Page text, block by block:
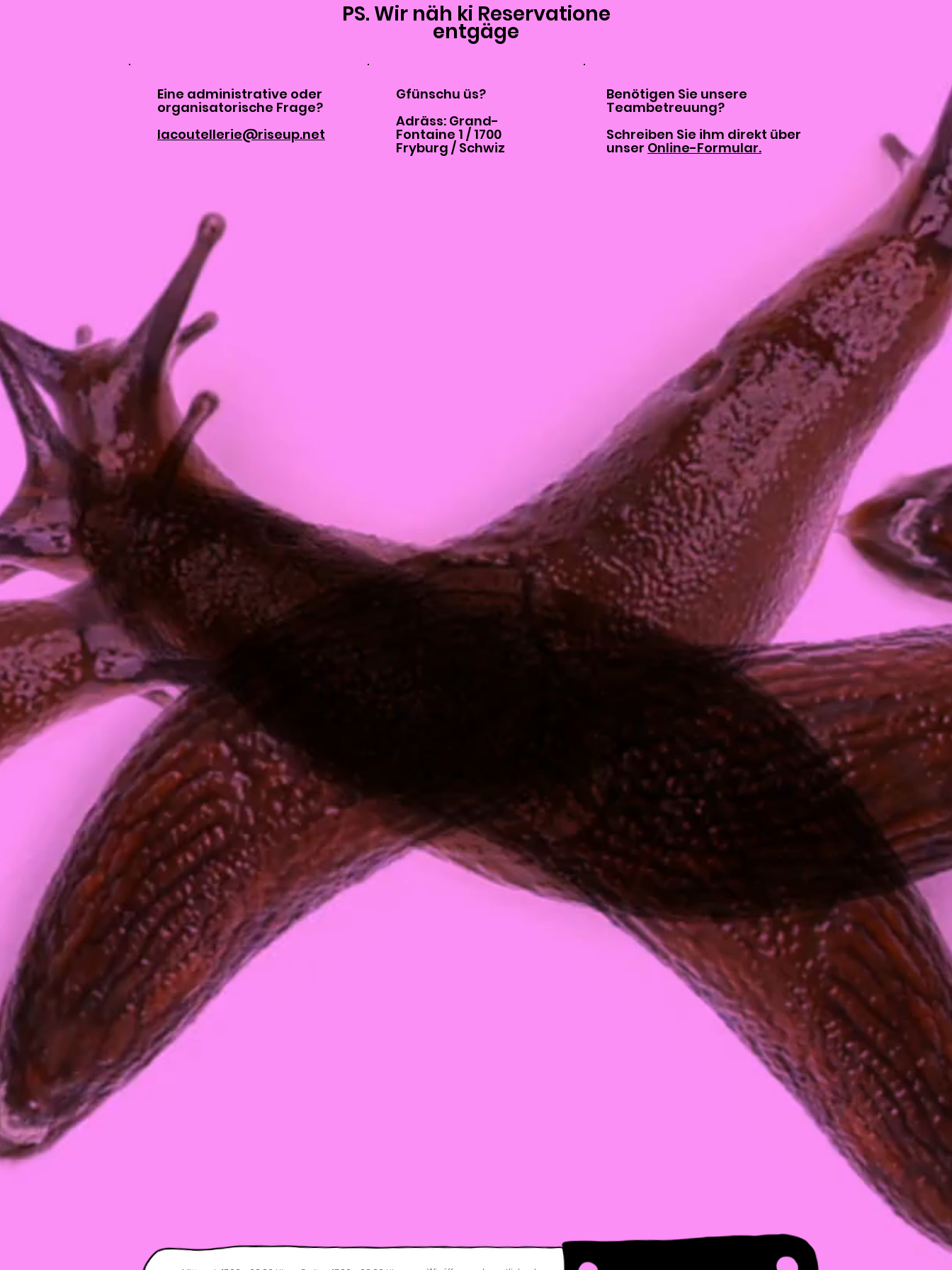
PS. Wir näh ki Reservatione
entgäge
Eine administrative oder
organisatorische Frage?
lacoutellerie@riseup.net
Gfünschu üs?
Adräss: Grand-
Fontaine 1 / 1700
Fryburg / Schwiz
Benötigen Sie unsere
Teambetreuung?
Schreiben Sie ihm direkt über
unser Online-Formular.